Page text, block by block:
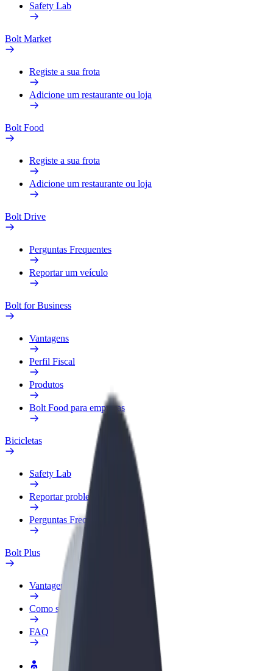
Safety Lab
Bolt Market
Registe a sua frota
Adicione um restaurante ou loja
Bolt Food
Registe a sua frota
Adicione um restaurante ou loja
Bolt Drive
Perguntas Frequentes
Reportar um veículo
Bolt for Business
Vantagens
Perfil Fiscal
Produtos
Bolt Food para empresas
Bicicletas
Safety Lab
Reportar problema
Perguntas Frequentes
Bolt Plus
Vantagens
Como subscrever
FAQ